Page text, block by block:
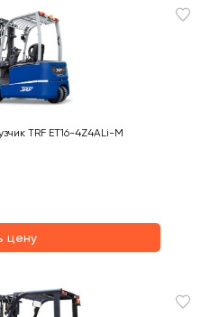
TRF ET16-4Z4ALi-M
цену